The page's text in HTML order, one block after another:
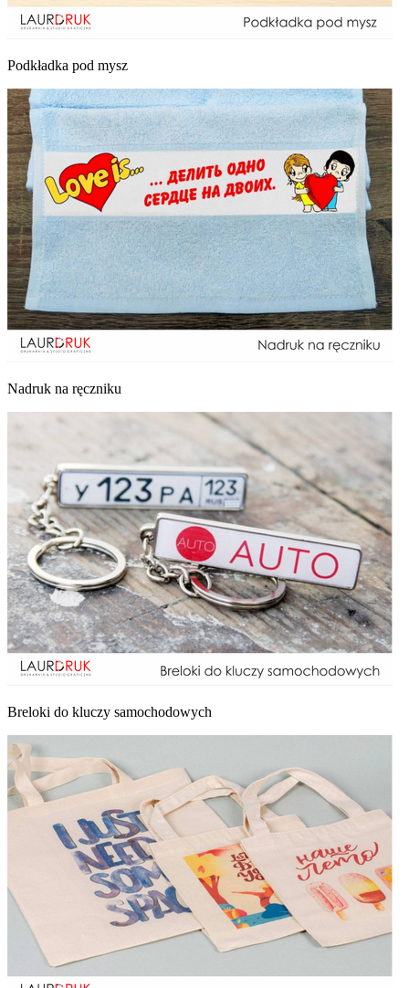
Podkładka pod mysz
Nadruk na ręczniku
Breloki do kluczy samochodowych